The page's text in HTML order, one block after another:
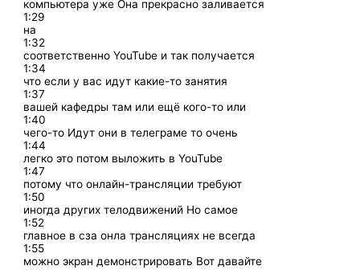
компьютера уже Она прекрасно заливается
1:29
на
1:32
соответственно YouTube и так получается
1:34
что если у вас идут какие-то занятия
1:37
вашей кафедры там или ещё кого-то или
1:40
чего-то Идут они в телеграме то очень
1:44
легко это потом выложить в YouTube
1:47
потому что онлайн-трансляции требуют
1:50
иногда других телодвижений Но самое
1:52
главное в сза онла трансляциях не всегда
1:55
можно экран демонстрировать Вот давайте